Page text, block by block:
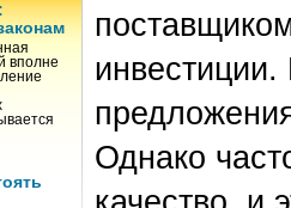
вполне
инвестиции.
Однако